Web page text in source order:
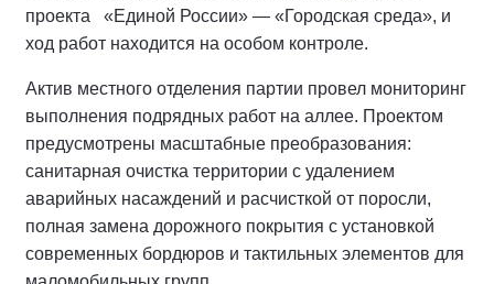
проекта «Единой России» — «Городская среда», и
ход работ находится на особом контроле.
Актив местного отделения партии провел мониторинг
выполнения подрядных работ на аллее. Проектом
предусмотрены масштабные преобразования:
санитарная очистка территории с удалением
аварийных насаждений и расчисткой от поросли,
полная замена дорожного покрытия с установкой
современных бордюров и тактильных элементов для